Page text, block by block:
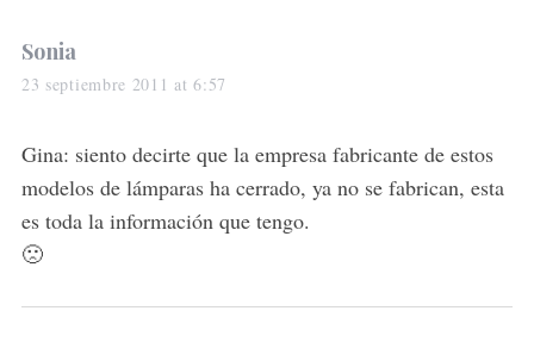
s
a
s
:
Sonia
23 septiembre 2011 at 6:57
Gina: siento decirte que la empresa fabricante de estos
modelos de lámparas ha cerrado, ya no se fabrican, esta
es toda la información que tengo.
🙁